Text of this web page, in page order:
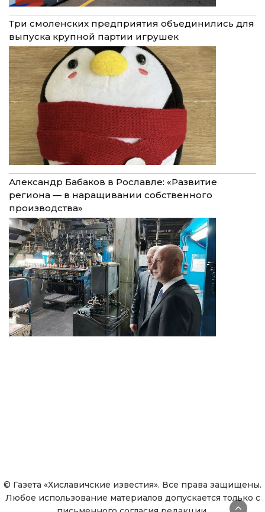
Три смоленских предприятия объединились для
выпуска крупной партии игрушек
Александр Бабаков в Рославле: «Развитие
региона — в наращивании собственного
производства»
© Газета «Хиславичские известия». Все права защищены.
Любое использование материалов допускается только с